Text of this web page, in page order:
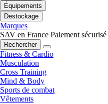
Équipements
Destockage
Marques
SAV en France Paiement sécurisé
Rechercher
Fitness & Cardio
Musculation
Cross Training
Mind & Body
Sports de combat
Vêtements